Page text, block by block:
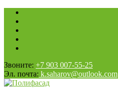
Звоните: +7 903 007-55-25
Эл. почта: k.saharov@outlook.com